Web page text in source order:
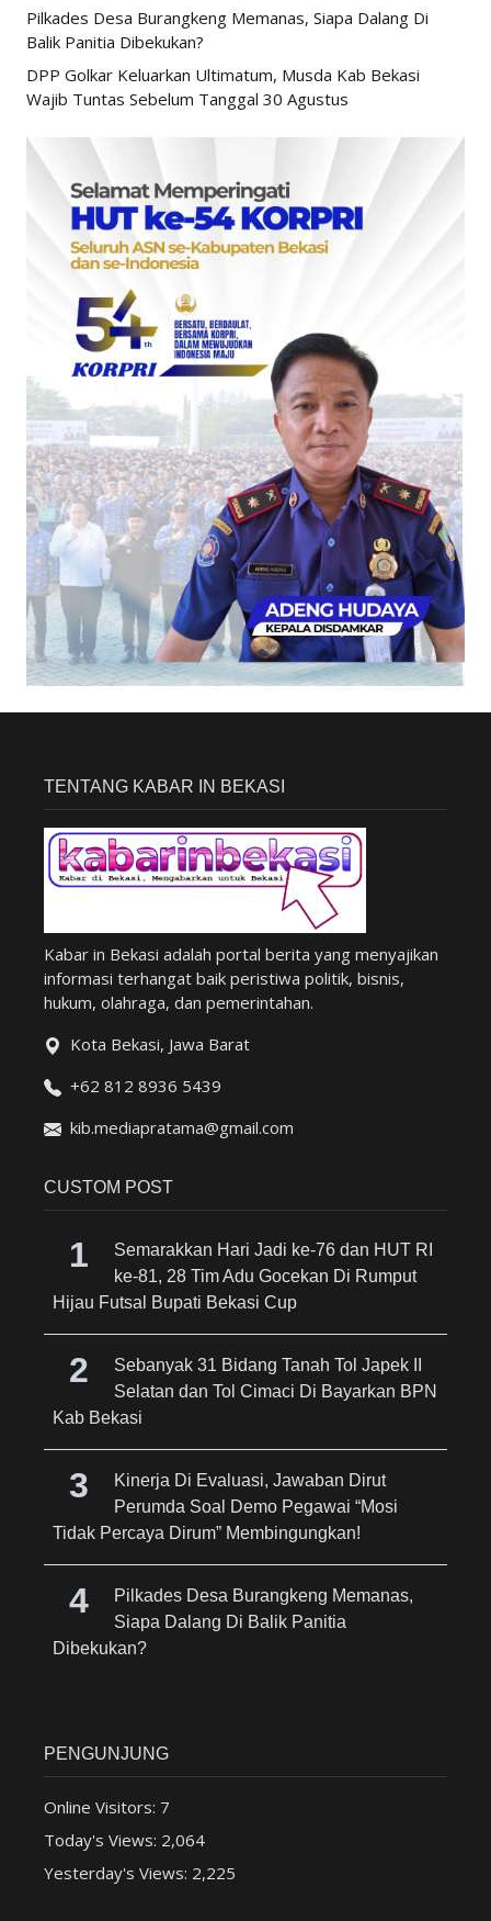
Pilkades Desa Burangkeng Memanas, Siapa Dalang Di
Balik Panitia Dibekukan?
DPP Golkar Keluarkan Ultimatum, Musda Kab Bekasi
Wajib Tuntas Sebelum Tanggal 30 Agustus
TENTANG KABAR IN BEKASI
Kabar in Bekasi adalah portal berita yang menyajikan
informasi terhangat baik peristiwa politik, bisnis,
hukum, olahraga, dan pemerintahan.
Kota Bekasi, Jawa Barat
+62 812 8936 5439
kib.mediapratama@gmail.com
CUSTOM POST
Semarakkan Hari Jadi ke-76 dan HUT RI
ke-81, 28 Tim Adu Gocekan Di Rumput
Hijau Futsal Bupati Bekasi Cup
Sebanyak 31 Bidang Tanah Tol Japek II
Selatan dan Tol Cimaci Di Bayarkan BPN
Kab Bekasi
Kinerja Di Evaluasi, Jawaban Dirut
Perumda Soal Demo Pegawai “Mosi
Tidak Percaya Dirum” Membingungkan!
Pilkades Desa Burangkeng Memanas,
Siapa Dalang Di Balik Panitia
Dibekukan?
PENGUNJUNG
Online Visitors: 7
Today's Views: 2,064
Yesterday's Views: 2,225